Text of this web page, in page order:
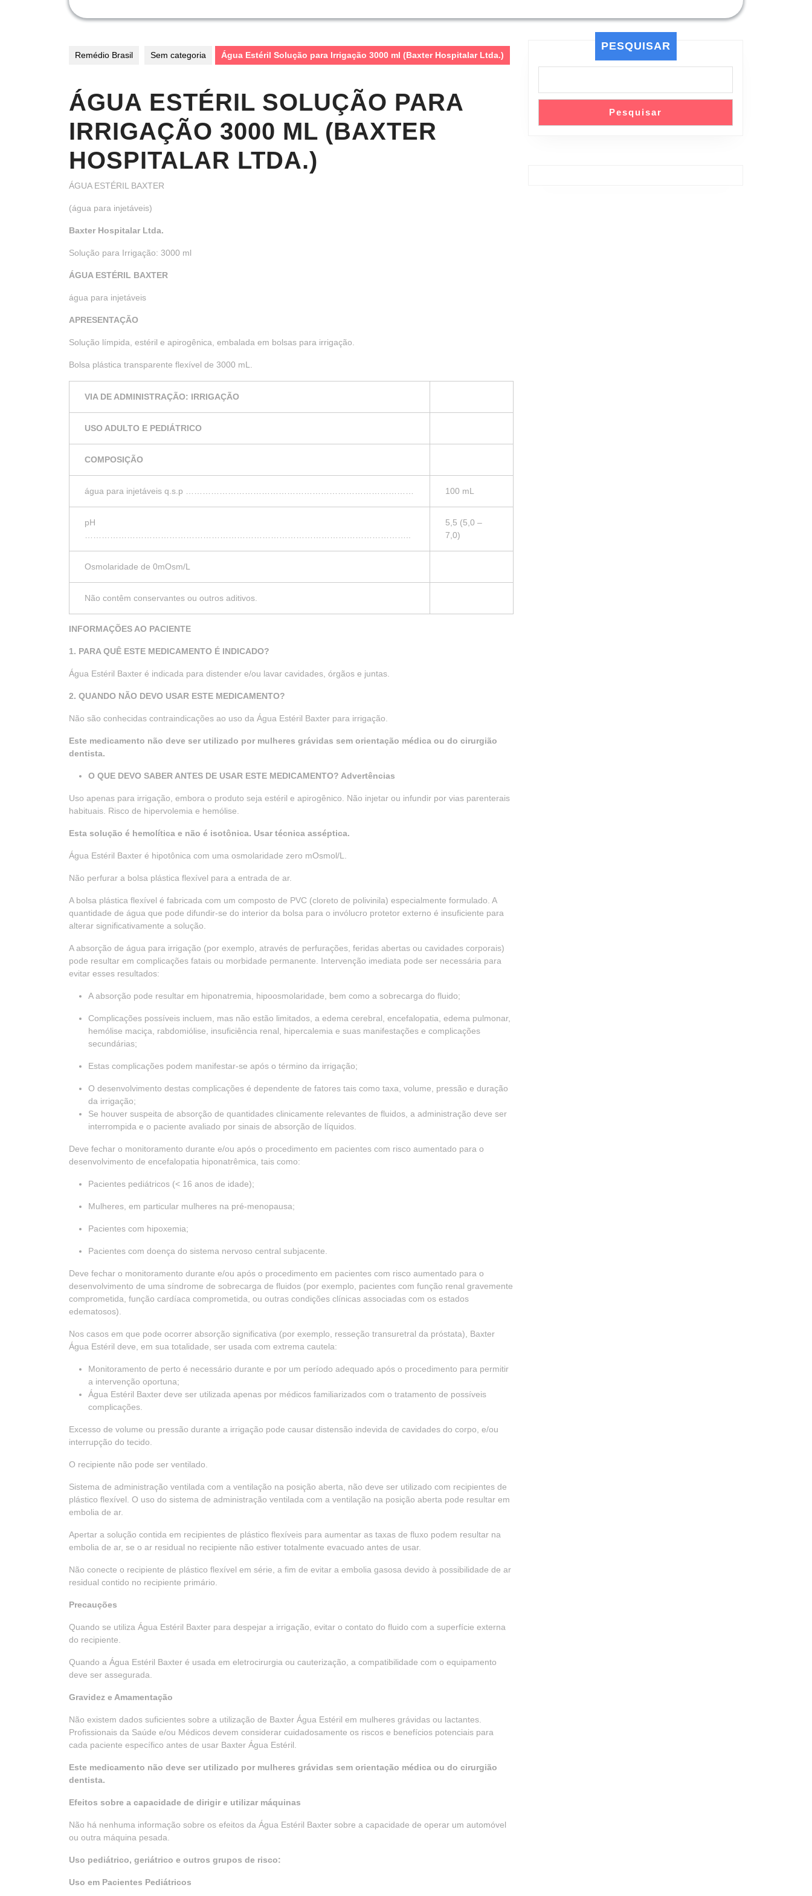
Remédio Brasil Sem categoria Água Estéril Solução para Irrigação 3000 ml (Baxter Hospitalar Ltda.)
ÁGUA ESTÉRIL SOLUÇÃO PARA
IRRIGAÇÃO 3000 ML (BAXTER
HOSPITALAR LTDA.)
ÁGUA ESTÉRIL BAXTER
(água para injetáveis)
Baxter Hospitalar Ltda.
Solução para Irrigação: 3000 ml
ÁGUA ESTÉRIL BAXTER
água para injetáveis
APRESENTAÇÃO
Solução límpida, estéril e apirogênica, embalada em bolsas para irrigação.
Bolsa plástica transparente flexível de 3000 mL.
VIA DE ADMINISTRAÇÃO: IRRIGAÇÃO
USO ADULTO E PEDIÁTRICO
COMPOSIÇÃO
água para injetáveis q.s.p ……………………………………………………………………… 100 mL
pH
5,5 (5,0 –
7,0)
Osmolaridade de 0mOsm/L
Não contêm conservantes ou outros aditivos.
INFORMAÇÕES AO PACIENTE
1. PARA QUÊ ESTE MEDICAMENTO É INDICADO?
Água Estéril Baxter é indicada para distender e/ou lavar cavidades, órgãos e juntas.
2. QUANDO NÃO DEVO USAR ESTE MEDICAMENTO?
Não são conhecidas contraindicações ao uso da Água Estéril Baxter para irrigação.
Este medicamento não deve ser utilizado por mulheres grávidas sem orientação médica ou do cirurgião
dentista.
O QUE DEVO SABER ANTES DE USAR ESTE MEDICAMENTO? Advertências
Uso apenas para irrigação, embora o produto seja estéril e apirogênico. Não injetar ou infundir por vias parenterais
habituais. Risco de hipervolemia e hemólise.
Esta solução é hemolítica e não é isotônica. Usar técnica asséptica.
Água Estéril Baxter é hipotônica com uma osmolaridade zero mOsmol/L.
Não perfurar a bolsa plástica flexível para a entrada de ar.
A bolsa plástica flexível é fabricada com um composto de PVC (cloreto de polivinila) especialmente formulado. A
quantidade de água que pode difundir-se do interior da bolsa para o invólucro protetor externo é insuficiente para
alterar significativamente a solução.
A absorção de água para irrigação (por exemplo, através de perfurações, feridas abertas ou cavidades corporais)
pode resultar em complicações fatais ou morbidade permanente. Intervenção imediata pode ser necessária para
evitar esses resultados:
A absorção pode resultar em hiponatremia, hipoosmolaridade, bem como a sobrecarga do fluido;
Complicações possíveis incluem, mas não estão limitados, a edema cerebral, encefalopatia, edema pulmonar,
hemólise maciça, rabdomiólise, insuficiência renal, hipercalemia e suas manifestações e complicações
secundárias;
Estas complicações podem manifestar-se após o término da irrigação;
O desenvolvimento destas complicações é dependente de fatores tais como taxa, volume, pressão e duração
da irrigação;
Se houver suspeita de absorção de quantidades clinicamente relevantes de fluidos, a administração deve ser
interrompida e o paciente avaliado por sinais de absorção de líquidos.
Deve fechar o monitoramento durante e/ou após o procedimento em pacientes com risco aumentado para o
desenvolvimento de encefalopatia hiponatrêmica, tais como:
Pacientes pediátricos (< 16 anos de idade);
Mulheres, em particular mulheres na pré-menopausa;
Pacientes com hipoxemia;
Pacientes com doença do sistema nervoso central subjacente.
Deve fechar o monitoramento durante e/ou após o procedimento em pacientes com risco aumentado para o
desenvolvimento de uma síndrome de sobrecarga de fluidos (por exemplo, pacientes com função renal gravemente
comprometida, função cardíaca comprometida, ou outras condições clínicas associadas com os estados
edematosos).
Nos casos em que pode ocorrer absorção significativa (por exemplo, resseção transuretral da próstata), Baxter
Água Estéril deve, em sua totalidade, ser usada com extrema cautela:
Monitoramento de perto é necessário durante e por um período adequado após o procedimento para permitir
a intervenção oportuna;
Água Estéril Baxter deve ser utilizada apenas por médicos familiarizados com o tratamento de possíveis
complicações.
Excesso de volume ou pressão durante a irrigação pode causar distensão indevida de cavidades do corpo, e/ou
interrupção do tecido.
O recipiente não pode ser ventilado.
Sistema de administração ventilada com a ventilação na posição aberta, não deve ser utilizado com recipientes de
plástico flexível. O uso do sistema de administração ventilada com a ventilação na posição aberta pode resultar em
embolia de ar.
Apertar a solução contida em recipientes de plástico flexíveis para aumentar as taxas de fluxo podem resultar na
embolia de ar, se o ar residual no recipiente não estiver totalmente evacuado antes de usar.
Não conecte o recipiente de plástico flexível em série, a fim de evitar a embolia gasosa devido à possibilidade de ar
residual contido no recipiente primário.
Precauções
Quando se utiliza Água Estéril Baxter para despejar a irrigação, evitar o contato do fluido com a superfície externa
do recipiente.
Quando a Água Estéril Baxter é usada em eletrocirurgia ou cauterização, a compatibilidade com o equipamento
deve ser assegurada.
Gravidez e Amamentação
Não existem dados suficientes sobre a utilização de Baxter Água Estéril em mulheres grávidas ou lactantes.
Profissionais da Saúde e/ou Médicos devem considerar cuidadosamente os riscos e benefícios potenciais para
cada paciente específico antes de usar Baxter Água Estéril.
Este medicamento não deve ser utilizado por mulheres grávidas sem orientação médica ou do cirurgião
dentista.
Efeitos sobre a capacidade de dirigir e utilizar máquinas
Não há nenhuma informação sobre os efeitos da Água Estéril Baxter sobre a capacidade de operar um automóvel
ou outra máquina pesada.
Uso pediátrico, geriátrico e outros grupos de risco:
Uso em Pacientes Pediátricos
PESQUISAR
Pesquisar